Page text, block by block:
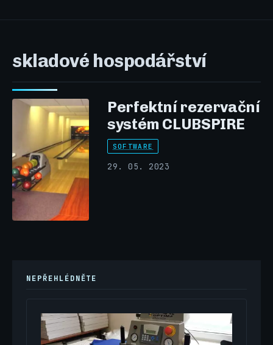
skladové hospodářství
Perfektní rezervační
systém CLUBSPIRE
SOFTWARE
29. 05. 2023
NEPŘEHLÉDNĚTE